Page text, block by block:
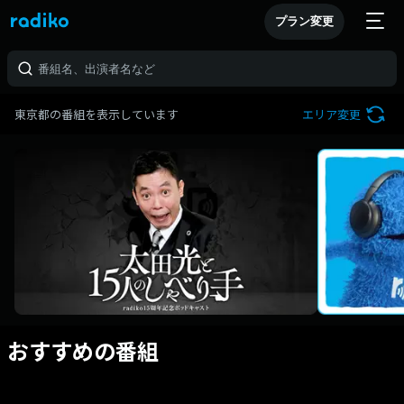
プラン変更
東京都の番組を表示しています エリア変更
おすすめの番組